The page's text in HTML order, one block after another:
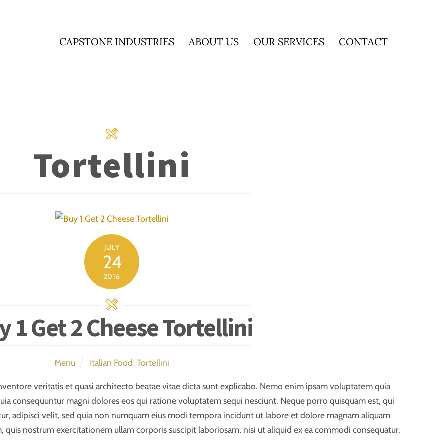
CAPSTONE INDUSTRIES ABOUT US OUR SERVICES CONTACT
Tortellini
JULY
24
2016
1 Get 2 Cheese Tortellini
Menu Italian Food ,Tortellini
veritatis et quasi architecto beatae vitae dicta sunt explicabo. Nemo enim ipsam voluptatem quia
consequuntur magni dolores eos qui ratione voluptatem sequi nesciunt. Neque porro quisquam est, qui
adipisci velit, sed quia non numquam eius modi tempora incidunt ut labore et dolore magnam aliquam
nostrum exercitationem ullam corporis suscipit laboriosam, nisi ut aliquid ex ea commodi consequatur.